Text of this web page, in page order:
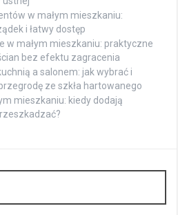
w małym mieszkaniu:
i łatwy dostęp
w małym mieszkaniu: praktyczne
bez efektu zagracenia
a salonem: jak wybrać i
ze szkła hartowanego
mieszkaniu: kiedy dodają